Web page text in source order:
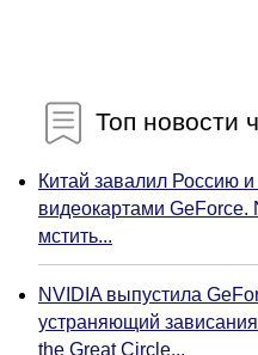
Топ новости
Китай завалил Россию
видеокартами GeForce.
мстить...
NVIDIA выпустила
устраняющий
the Great Circle...